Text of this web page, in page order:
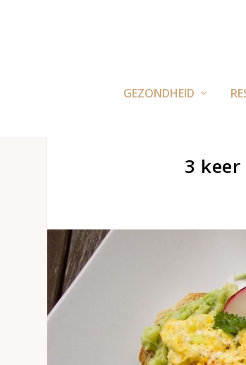
GEZONDHEID
3